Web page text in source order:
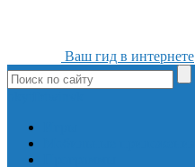
Ваш гид в интернете